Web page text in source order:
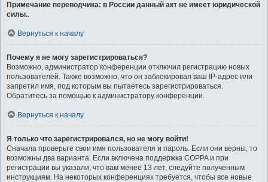
Примечание переводчика: в России данный акт не имеет юридической
силы..
Вернуться к началу
Почему я не могу зарегистрироваться?
Возможно, администратор конференции отключил регистрацию новых
пользователей. Также возможно, что он заблокировал ваш IP-адрес или
запретил имя, под которым вы пытаетесь зарегистрироваться.
Обратитесь за помощью к администратору конференции.
Вернуться к началу
Я только что зарегистрировался, но не могу войти!
Сначала проверьте свои имя пользователя и пароль. Если они верны, то
возможны два варианта. Если включена поддержка COPPA и при
регистрации вы указали, что вам менее 13 лет, следуйте полученным
инструкциям. На некоторых конференциях требуется, чтобы все новые